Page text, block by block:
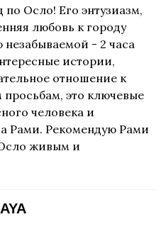
Осло! Его энтузиазм,
любовь к городу
- 2 часа
истории,
отношение к
это ключевые
человека и
Рами. Рекомендую Рами
Осло живым и